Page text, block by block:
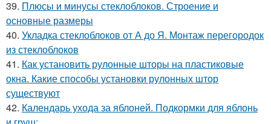
39. Плюсы и минусы стеклоблоков. Строение и
основные размеры
40. Укладка стеклоблоков от А до Я. Монтаж перегородок
из стеклоблоков
41. Как установить рулонные шторы на пластиковые
окна. Какие способы установки рулонных штор
существуют
42. Календарь ухода за яблоней. Подкормки для яблонь